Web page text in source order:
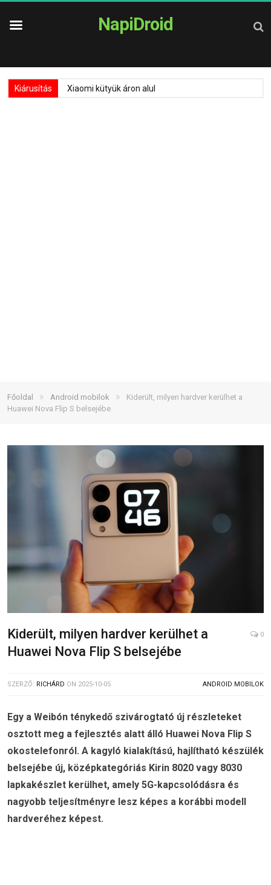
NapiDroid
Kiárusítás Xiaomi kütyük áron alul
Főoldal » Android mobilok »
Kiderült, milyen hardver kerülhet a
Huawei Nova Flip S belsejébe
Kiderült, milyen hardver kerülhet a
Huawei Nova Flip S belsejébe
0
SZERZŐ: RICHÁRD ON 2025-10-05 ANDROID MOBILOK
Egy a Weibón ténykedő szivárogtató új részleteket
osztott meg a fejlesztés alatt álló Huawei Nova Flip S
okostelefonról. A kagyló kialakítású, hajlítható készülék
belsejébe új, középkategóriás Kirin 8020 vagy 8030
lapkakészlet kerülhet, amely 5G-kapcsolódásra és
nagyobb teljesítményre lesz képes a korábbi modell
hardveréhez képest.